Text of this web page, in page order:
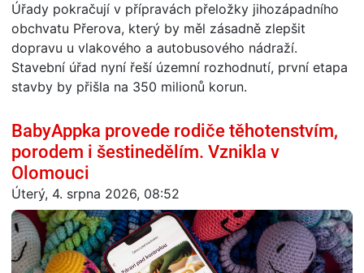
Úřady pokračují v přípravách přeložky jihozápadního
obchvatu Přerova, který by měl zásadně zlepšit
dopravu u vlakového a autobusového nádraží.
Stavební úřad nyní řeší územní rozhodnutí, první etapa
stavby by přišla na 350 milionů korun.
BabyAppka provede rodiče těhotenstvím,
porodem i šestinedělím. Vznikla v
Olomouci
Úterý, 4. srpna 2026, 08:52